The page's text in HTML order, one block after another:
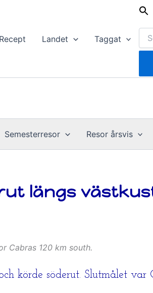
Recept Landet Taggat
Sök
efter:
Semesterresor Resor årsvis
längs
Cabras 120 km south.
körde söderut. Slutmålet var